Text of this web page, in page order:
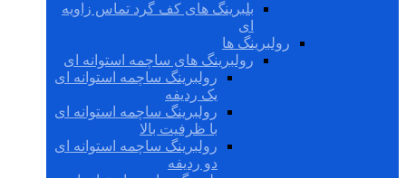
بلبرینگ های کف گرد تماس زاویه
ای
رولبرینگ ها
رولبرینگ های ساچمه استوانه ای
رولبرینگ ساچمه استوانه ای
یک ردیفه
رولبرینگ ساچمه استوانه ای
با ظرفیت بالا
رولبرینگ ساچمه استوانه ای
دو ردیفه